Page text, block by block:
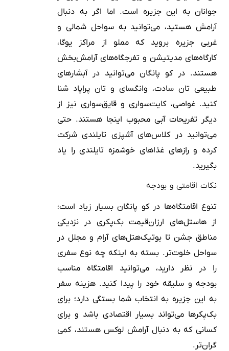
جوانان به این جزیره است. اما اگر به دنبال
آرامش هستید، می‌توانید به سواحل شمالی و
غربی جزیره بروید که مملو از مراکز یوگا،
کارگاه‌های مدیتیشن و تفرجگاه‌های آرامش‌بخش
هستند. در کو پانگان می‌توانید در آبشارهای
طبیعی تان سادت، وانگسای و تان پراپاد شنا
کنید. غواصی، کایت‌سواری و قایق‌سواری نیز از
دیگر تفریحات آبی محبوب اینجا هستند. حتی
می‌توانید در کلاس‌های آشپزی تایلندی شرکت
کرده و رازهای غذاهای خوشمزه تایلندی را یاد
بگیرید.
نکات اقامتی و بودجه
تنوع اقامتگاه‌ها در کو پانگان بسیار زیاد است؛
از هاستل‌های ارزان‌قیمت بک‌پکری در نزدیکی
مناطق جشن تا بوتیک‌هتل‌های آرام و مجلل در
سواحل خلوت‌تر. بسته به اینکه چه نوع سفری
را در نظر دارید، می‌توانید اقامتگاه مناسب
بودجه و سلیقه خود را پیدا کنید. هزینه سفر
به این جزیره به انتخاب شما بستگی دارد؛ برای
بک‌پکرها می‌تواند بسیار اقتصادی باشد و برای
کسانی که به دنبال آرامش لوکس هستند، کمی
گران‌تر.